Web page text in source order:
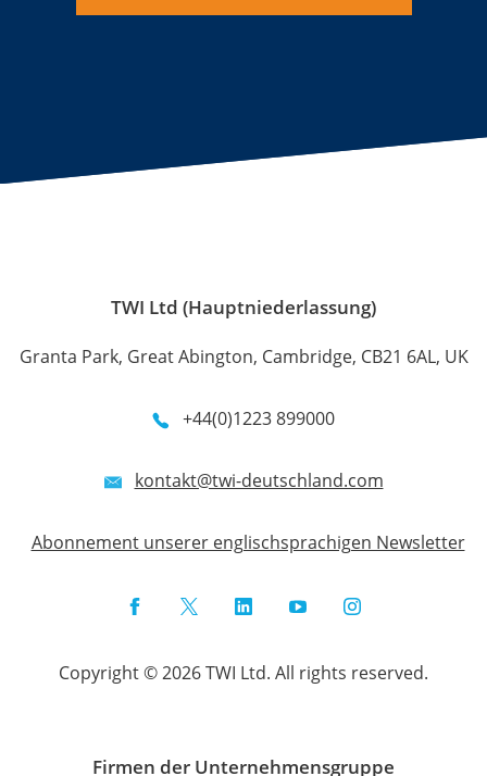
TWI Ltd (Hauptniederlassung)
Granta Park, Great Abington, Cambridge, CB21 6AL, UK
+44(0)1223 899000
kontakt@twi-deutschland.com
Abonnement unserer englischsprachigen Newsletter
FacebookTwitterLinkedInYouTubeInstagram
Copyright © 2026 TWI Ltd. All rights reserved.
Firmen der Unternehmensgruppe